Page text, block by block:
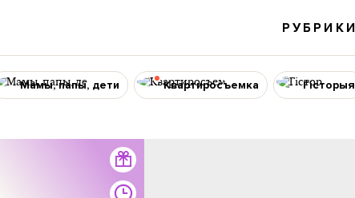
РУБРИКИ
Мамы, папы, дети Квартиросъемка Гісторыя